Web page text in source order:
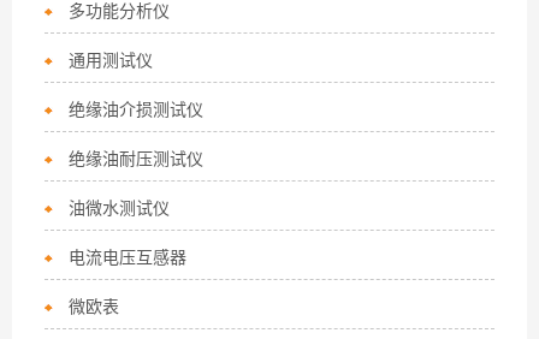
多功能分析仪
通用测试仪
绝缘油介损测试仪
绝缘油耐压测试仪
油微水测试仪
电流电压互感器
微欧表